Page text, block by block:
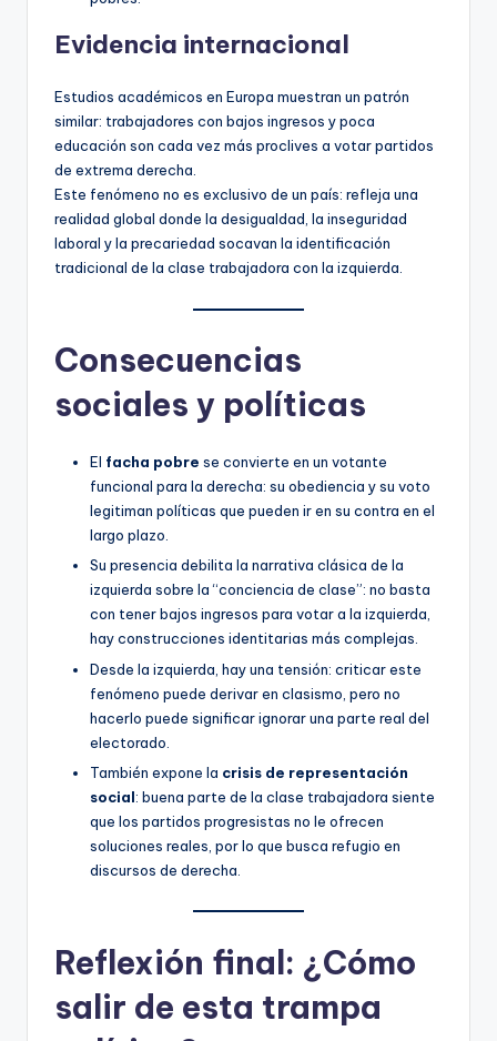
Evidencia internacional
Estudios académicos en Europa muestran un patrón
similar: trabajadores con bajos ingresos y poca
educación son cada vez más proclives a votar partidos
de extrema derecha.
Este fenómeno no es exclusivo de un país: refleja una
realidad global donde la desigualdad, la inseguridad
laboral y la precariedad socavan la identificación
tradicional de la clase trabajadora con la izquierda.
Consecuencias
sociales y políticas
El facha pobre se convierte en un votante
funcional para la derecha: su obediencia y su voto
legitiman políticas que pueden ir en su contra en el
largo plazo.
Su presencia debilita la narrativa clásica de la
izquierda sobre la “conciencia de clase”: no basta
con tener bajos ingresos para votar a la izquierda,
hay construcciones identitarias más complejas.
Desde la izquierda, hay una tensión: criticar este
fenómeno puede derivar en clasismo, pero no
hacerlo puede significar ignorar una parte real del
electorado.
También expone la crisis de representación
social: buena parte de la clase trabajadora siente
que los partidos progresistas no le ofrecen
soluciones reales, por lo que busca refugio en
discursos de derecha.
Reflexión final: ¿Cómo
salir de esta trampa